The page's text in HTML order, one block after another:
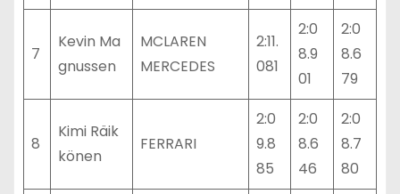
7
Kevin Ma
gnussen
MCLAREN
MERCEDES
2:11.
081
2:0
8.9
01
2:0
8.6
79
8
Kimi Räik
könen
FERRARI
2:0
9.8
85
2:0
8.6
46
2:0
8.7
80